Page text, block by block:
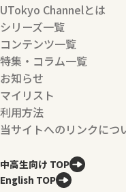
UTokyo Channelとは
シリーズ一覧
コンテンツ一覧
特集・コラム一覧
お知らせ
マイリスト
利用方法
当サイトへのリンクにつ
中高生向け TOP
English TOP